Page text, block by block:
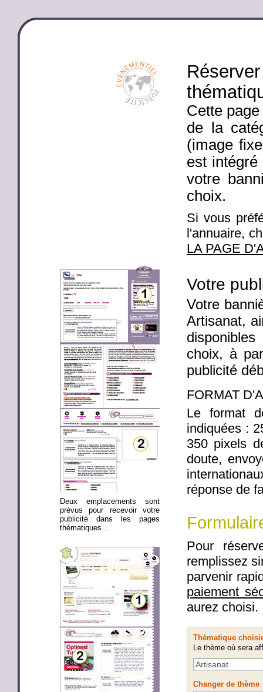
Cette
de la
(image
est
votre
choix.
Si vous
l'annuaire,
LA PAGE
Deux emplacements sont
prévus pour recevoir votre
publicité dans les pages
thématiques...
Votre
Votre
Artisanat,
choix, à
publicité
FORMAT
Le format
indiquées :
350 pixels
doute,
réponse de
Pour
remplissez
parvenir
paiement
aurez choisi.
Thématique
Le thème où sera
Changer de thème